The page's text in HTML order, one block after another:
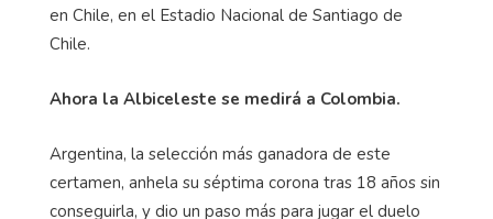
en Chile, en el Estadio Nacional de Santiago de
Chile.
Ahora la Albiceleste se medirá a Colombia.
Argentina, la selección más ganadora de este
certamen, anhela su séptima corona tras 18 años sin
conseguirla, y dio un paso más para jugar el duelo